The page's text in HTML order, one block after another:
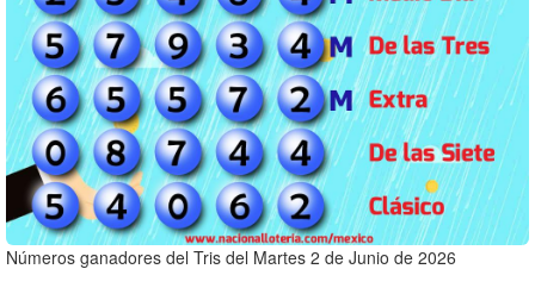
Números ganadores del Tris del Martes 2 de Junio de 2026